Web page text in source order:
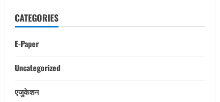
CATEGORIES
E-Paper
Uncategorized
एजुकेशन